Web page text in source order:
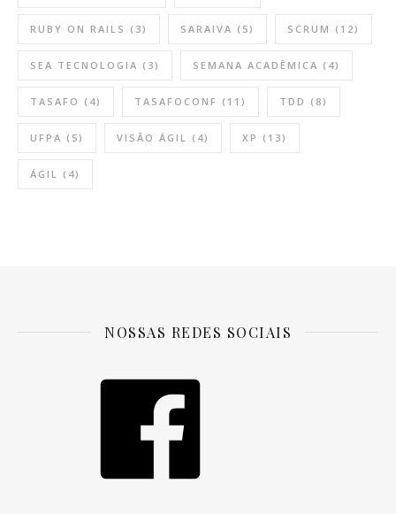
RUBY ON RAILS (3) SARAIVA (5) SCRUM (12)
SEA TECNOLOGIA (3) SEMANA ACADÊMICA (4)
TASAFO (4) TASAFOCONF (11) TDD (8)
UFPA (5) VISÃO ÁGIL (4) XP (13)
ÁGIL (4)
NOSSAS REDES SOCIAIS